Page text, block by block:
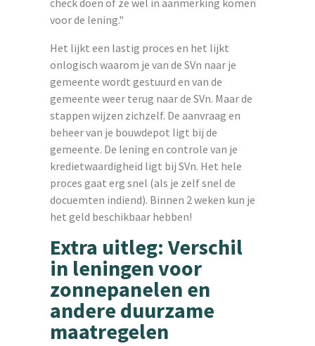
check doen of ze wel in aanmerking komen
voor de lening."
Het lijkt een lastig proces en het lijkt
onlogisch waarom je van de SVn naar je
gemeente wordt gestuurd en van de
gemeente weer terug naar de SVn. Maar de
stappen wijzen zichzelf. De aanvraag en
beheer van je bouwdepot ligt bij de
gemeente. De lening en controle van je
kredietwaardigheid ligt bij SVn. Het hele
proces gaat erg snel (als je zelf snel de
docuemten indiend). Binnen 2 weken kun je
het geld beschikbaar hebben!
Extra uitleg: Verschil
in leningen voor
zonnepanelen en
andere duurzame
maatregelen